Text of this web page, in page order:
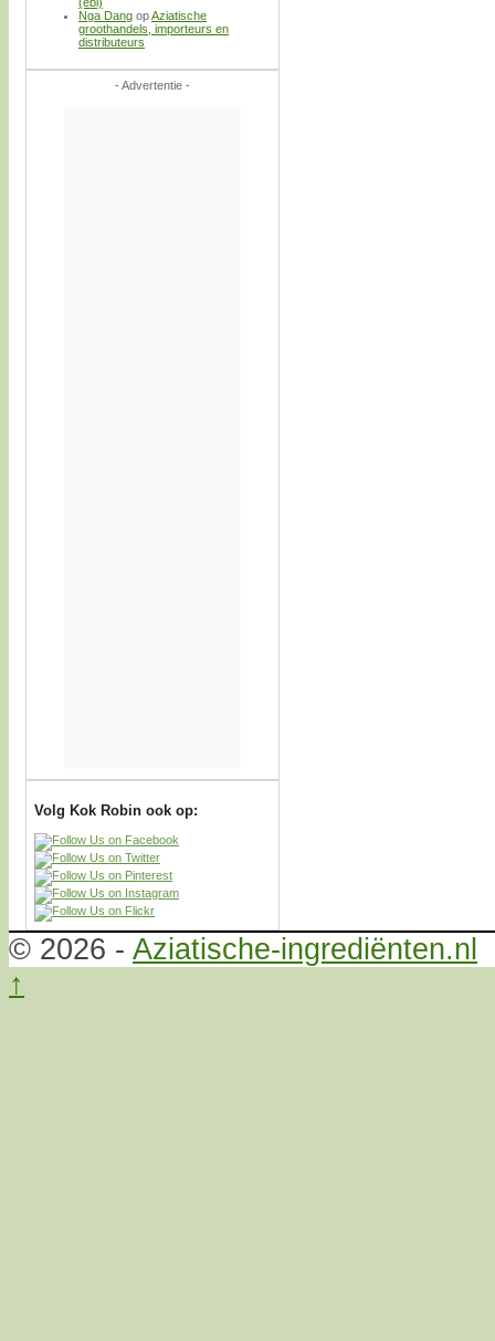
Nga Dang opAziatische
groothandels, importeurs en
distributeurs
- Advertentie -
Volg Kok Robin ook op:
© 2026 - Aziatische-ingrediënten.nl
↑